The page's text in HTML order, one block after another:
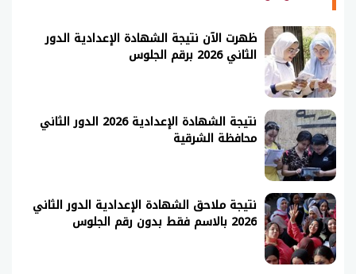
ظهرت الآن نتيجة الشهادة الإعدادية الدور
الثاني 2026 برقم الجلوس
نتيجة الشهادة الإعدادية 2026 الدور الثاني
محافظة الشرقية
نتيجة ملاحق الشهادة الإعدادية الدور الثاني
2026 بالاسم فقط بدون رقم الجلوس